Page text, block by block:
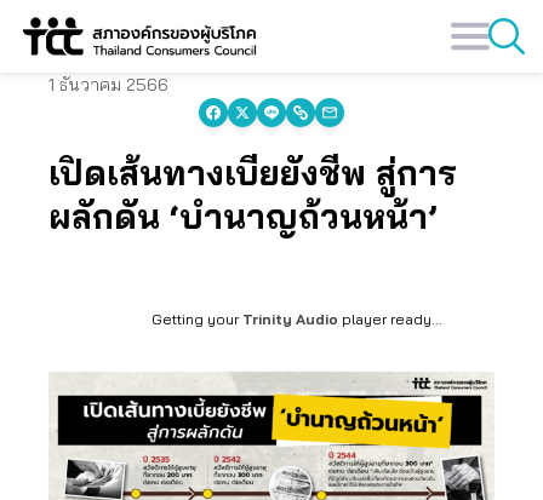
Skip
content
1 ธันวาคม 2566
เปิดเส้นทางเบี้ยยังชีพ สู่การ
ผลักดัน ‘บำนาญถ้วนหน้า’
Getting your Trinity Audio player ready...